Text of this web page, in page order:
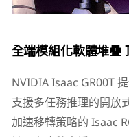
全端模組化軟體堆疊
NVIDIA Isaac GR00T
支援多任務推理的開放
加速移轉策略的 Isaac